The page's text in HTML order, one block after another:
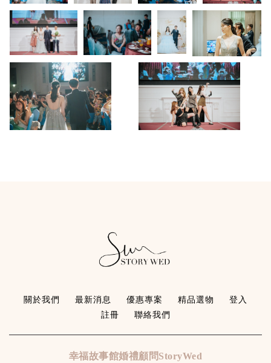
關於我們 最新消息 優惠專案 精品選物
登入
註冊
聯絡我們
幸福故事館婚禮顧問StoryWed